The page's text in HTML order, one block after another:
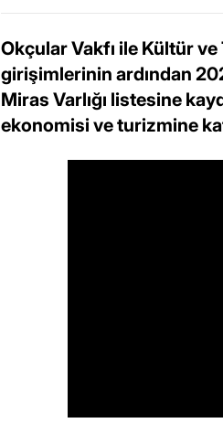
Okçular Vakfı ile Kültür ve
girişimlerinin ardından
Miras Varlığı listesine
ekonomisi ve turizmine